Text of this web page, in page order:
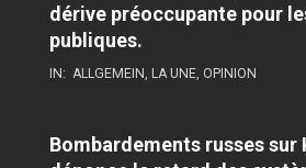
dérive préoccupante pour
publiques.
IN: ALLGEMEIN, LA UNE, OPINION
Bombardements russes sur